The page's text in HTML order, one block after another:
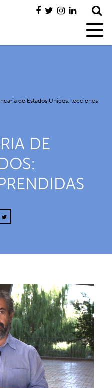
de Estados Unidos: lecciones
DE